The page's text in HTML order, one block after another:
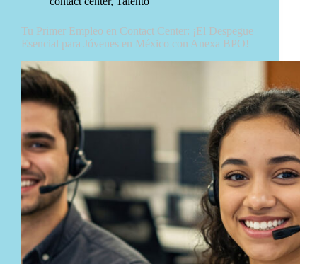
Tu Primer Empleo en Contact Center: ¡El Despegue
Esencial para Jóvenes en México con Anexa BPO!